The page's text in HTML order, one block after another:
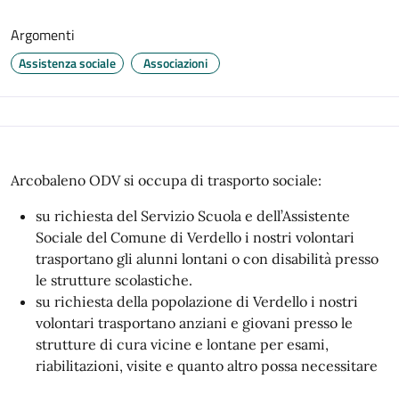
Argomenti
Assistenza sociale Associazioni
Arcobaleno ODV si occupa di trasporto sociale:
su richiesta del Servizio Scuola e dell’Assistente
Sociale del Comune di Verdello i nostri volontari
trasportano gli alunni lontani o con disabilità presso
le strutture scolastiche.
su richiesta della popolazione di Verdello i nostri
volontari trasportano anziani e giovani presso le
strutture di cura vicine e lontane per esami,
riabilitazioni, visite e quanto altro possa necessitare